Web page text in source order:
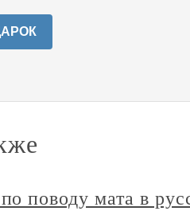
поводу мата в